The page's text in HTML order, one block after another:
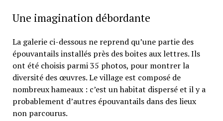
Une imagination débordante
La galerie ci-dessous ne reprend qu’une partie des
épouvantails installés près des boites aux lettres. Ils
ont été choisis parmi 35 photos, pour montrer la
diversité des œuvres. Le village est composé de
nombreux hameaux : c’est un habitat dispersé et il y a
probablement d’autres épouvantails dans des lieux
non parcourus.